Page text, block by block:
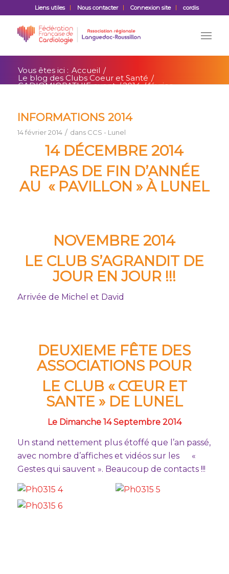
Liens utiles Nous contacter Connexion site cordis
Vous êtes ici : Accueil /
Le blog des Clubs Coeur et Santé /
CADIOMIOPATHIE event /2014 /février
INFORMATIONS 2014
14 février 2014 / dans CCS - Lunel
14 DÉCEMBRE 2014
REPAS DE FIN D’ANNÉE
AU « PAVILLON » À LUNEL
NOVEMBRE 2014
LE CLUB S’AGRANDIT DE
JOUR EN JOUR !!!
Arrivée de Michel et David
DEUXIEME FÊTE DES
ASSOCIATIONS POUR
LE CLUB « CŒUR ET
SANTE » DE LUNEL
Le Dimanche 14 Septembre 2014
Un stand nettement plus étoffé que l’an passé,
avec nombre d’affiches et vidéos sur les «
Gestes qui sauvent ». Beaucoup de contacts !!!